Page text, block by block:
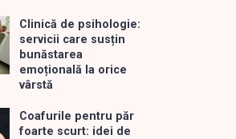
Clinică de psihologie:
servicii care susțin
bunăstarea
emoțională la orice
vârstă
Coafurile pentru păr
foarte scurt: idei de